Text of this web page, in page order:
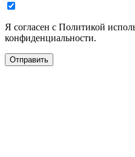
Я согласен с Политикой
конфиденциальности.